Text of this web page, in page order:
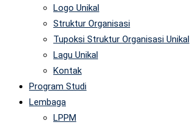
Logo Unikal
Struktur Organisasi
Tupoksi Struktur Organisasi Unikal
Lagu Unikal
Kontak
Program Studi
Lembaga
LPPM